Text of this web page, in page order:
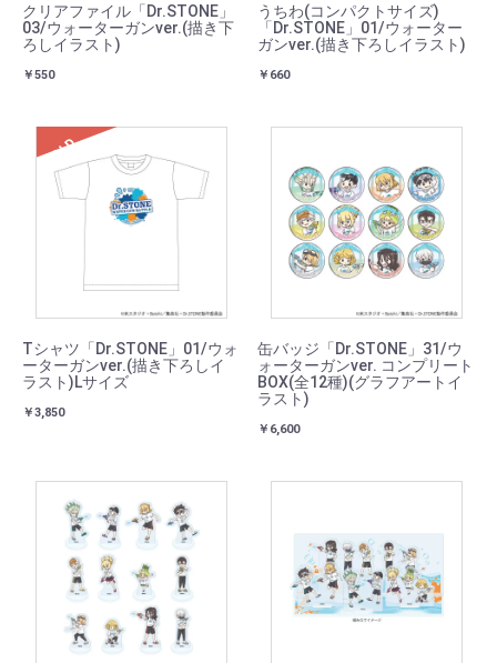
クリアファイル「Dr.STONE」
03/ウォーターガンver.(描き下
ろしイラスト)
￥550
うちわ(コンパクトサイズ)
「Dr.STONE」01/ウォーター
ガンver.(描き下ろしイラスト)
￥660
SOLD
Tシャツ「Dr.STONE」01/ウォ
ーターガンver.(描き下ろしイ
ラスト)Lサイズ
￥3,850
缶バッジ「Dr.STONE」31/ウ
ォーターガンver. コンプリート
BOX(全12種)(グラフアートイ
ラスト)
￥6,600